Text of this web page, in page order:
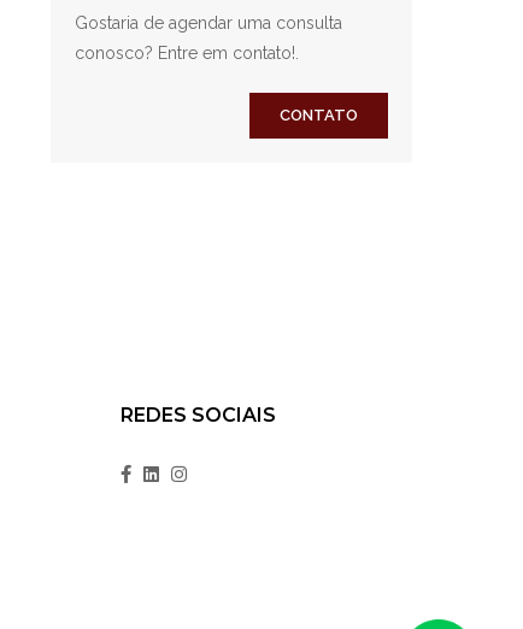
Gostaria de agendar uma consulta
conosco? Entre em contato!.
CONTATO
REDES SOCIAIS